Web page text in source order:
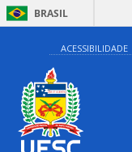
BRASIL
ACESSIBILIDADE